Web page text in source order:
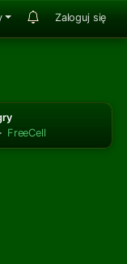
Zaloguj się
· FreeCell